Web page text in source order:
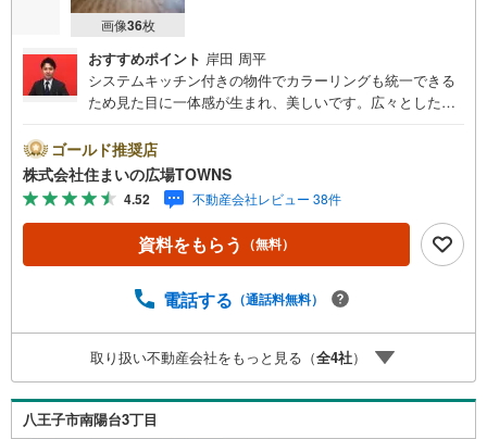
画像36枚
おすすめポイント 岸田 周平
システムキッチン付きの物件でカラーリングも統一できる
ため見た目に一体感が生まれ、美しいです。広々としたリ
が生まれます。雰囲気溢れる5LDKの物件はこちらです。追
焚機能浴室は入浴時間がばらばらなご家族にオススメで
す。浴室乾燥機のあるお風呂場は洗濯物を干すときにも便
利です。築6年の物件でありながら、快適な生活をおくるこ
とができる物件です。こちらは中古の戸建てです。【年中
無休/9:00～21:00】人気物件は特にお問い合わせが集中す
る」ボタンよりご予約頂くとご見学がスムーズです。■その
ライフプランのシミュレーション■住まいの広場TOWNSか
らお客様へ経験豊富なスタッフが親身になってお客様に合
った物件をご紹介させて頂きます！ /他社様掲載物件も併せ
てご紹介可能ですのでお気軽にお問い合わせ下さい♪駐車
場もございますので、お車でのお越しも大歓迎です！
ゴールド推奨店
株式会社住まいの広場TOWNS
4.52 不動産会社レビュー 38件
資料をもらう （無料）
電話する （通話料無料）
取り扱い不動産会社をもっと見る（全4社）
八王子市南陽台3丁目